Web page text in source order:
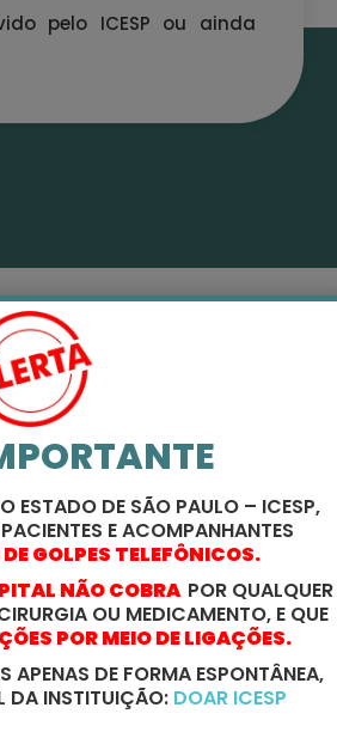
ESTADO DE SÃO PAULO – ICESP,
E ACOMPANHANTES
GOLPES TELEFÔNICOS.
NÃO COBRA POR QUALQUER
OU MEDICAMENTO, E QUE
POR MEIO DE LIGAÇÕES.
APENAS DE FORMA ESPONTÂNEA,
DA INSTITUIÇÃO: DOAR ICESP
pelo ICESP ou ainda